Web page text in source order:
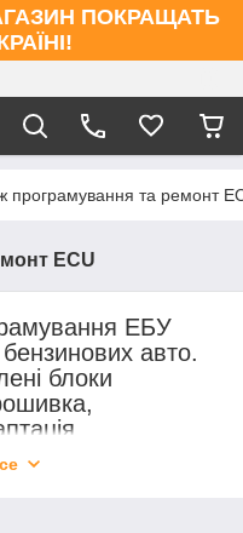
ПОКРАЩАТЬ
програмування та ремонт
ECU
ЕБУ
авто.
блоки
якості, доставка